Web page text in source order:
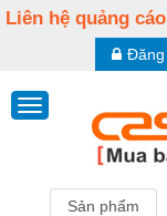
Liên hệ quảng
Đăng
Sản phẩm